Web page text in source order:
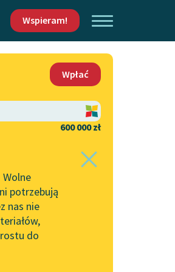
Wspieram!
wykorzystania
Lektur
promocyjne
Wpłać
600 000 zł
potrzebują
nas nie
do